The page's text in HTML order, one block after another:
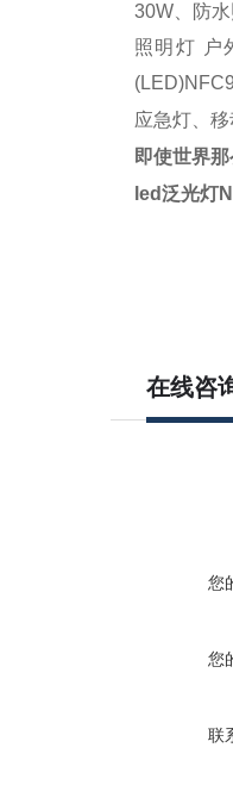
30W、
防
照明灯 户
应急灯、 移
即使世界
led泛光灯
在线咨
您
您
联